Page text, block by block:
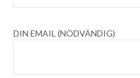
DIN EMAIL (NÖDVÄNDIG)